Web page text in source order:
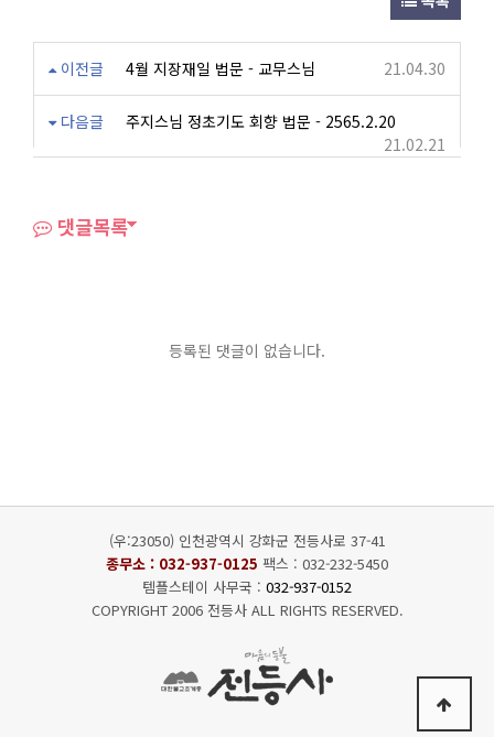
이전글 4월 지장재일 법문 - 교무스님 21.04.30
다음글
주지스님 정초기도 회향 법문 - 2565.2.20
21.02.21
댓글목록
등록된 댓글이 없습니다.
(우:23050) 인천광역시 강화군 전등사로 37-41
종무소 : 032-937-0125 팩스 : 032-232-5450
템플스테이 사무국 : 032-937-0152
COPYRIGHT 2006 전등사 ALL RIGHTS RESERVED.